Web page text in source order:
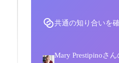
共通の知り合いを
Mary Prestipinoさ